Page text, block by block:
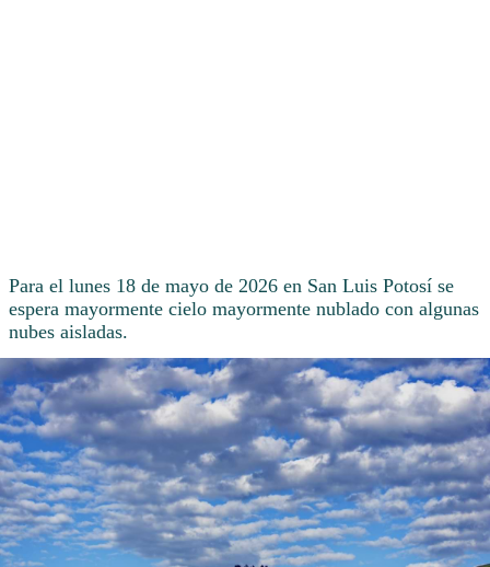
Para el lunes 18 de mayo de 2026 en San Luis Potosí se
espera mayormente cielo mayormente nublado con algunas
nubes aisladas.